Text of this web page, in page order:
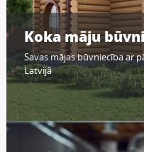
Koka māju
Savas mājas būvniecība ar
Latvijā